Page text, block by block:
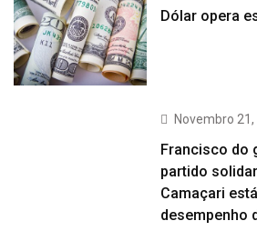
Dólar opera
Novembro 21,
Francisco do
partido
Camaçari
desempenho